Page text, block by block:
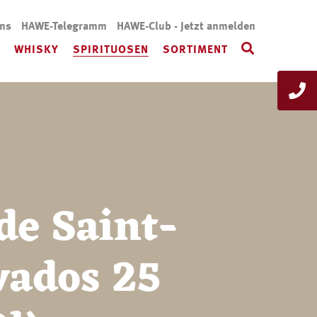
HAWE-Telegramm HAWE-Club - Jetzt anmelden
WHISKY SPIRITUOSEN SORTIMENT
Saint-
25